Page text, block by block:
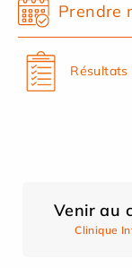
Prendre
Résultats
Venir au
Clinique